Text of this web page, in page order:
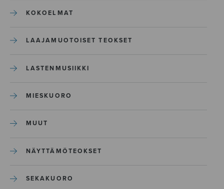
KOKOELMAT
LAAJAMUOTOISET TEOKSET
LASTENMUSIIKKI
MIESKUORO
MUUT
NÄYTTÄMÖTEOKSET
SEKAKUORO